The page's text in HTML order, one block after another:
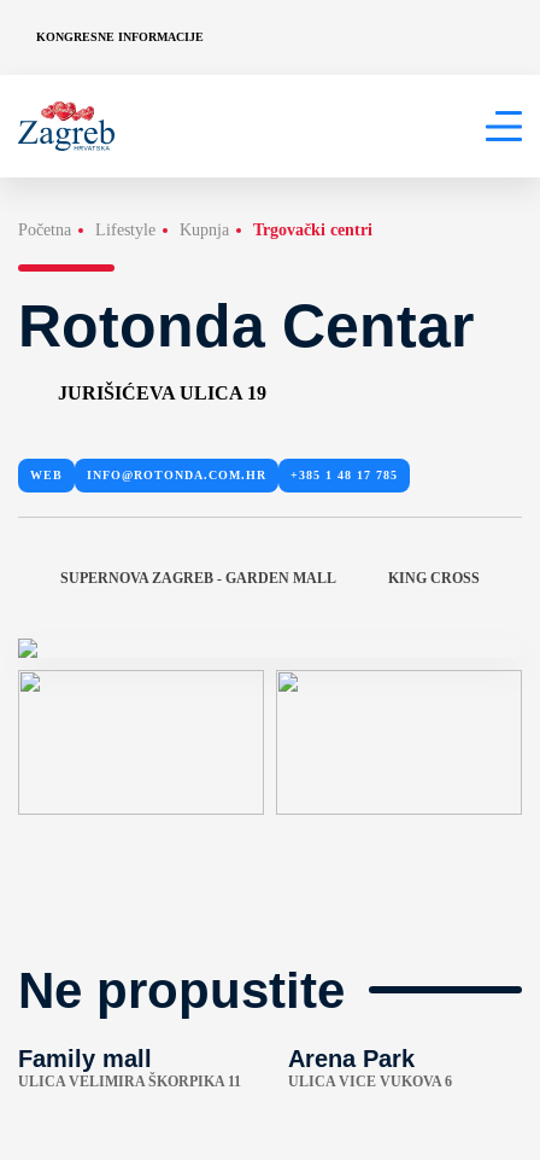
KONGRESNE INFORMACIJE
Početna Lifestyle Kupnja Trgovački centri
Rotonda Centar
JURIŠIĆEVA ULICA 19
WEB INFO@ROTONDA.COM.HR +385 1 48 17 785
SUPERNOVA ZAGREB - GARDEN MALL KING CROSS
Ne propustite
Family mall
ULICA VELIMIRA ŠKORPIKA 11
Arena Park
ULICA VICE VUKOVA 6